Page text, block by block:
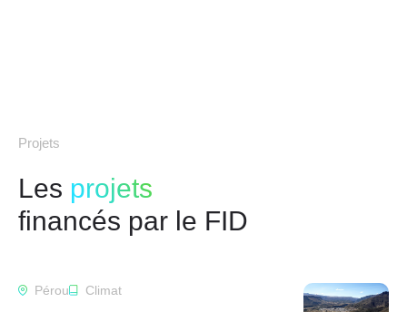
Projets
Les projets
financés par le FID
Pérou Climat